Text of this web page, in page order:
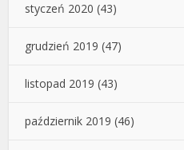
styczeń 2020 (43)
grudzień 2019 (47)
listopad 2019 (43)
październik 2019 (46)